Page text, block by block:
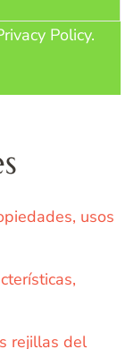
Policy.
usos
rejillas del